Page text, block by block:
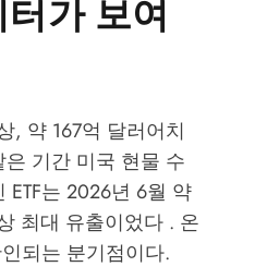
가 보여
, 약 167억 달러어치
기간 미국 현물 수
는 2026년 6월 약
최대 유출이었다 . 온
되는 분기점이다.